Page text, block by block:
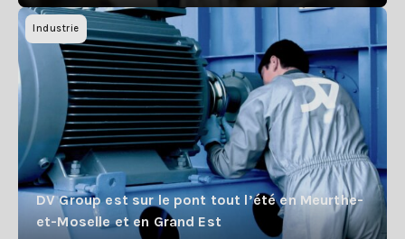
Industrie
DV Group est sur le pont tout l’été en Meurthe-
et-Moselle et en Grand Est